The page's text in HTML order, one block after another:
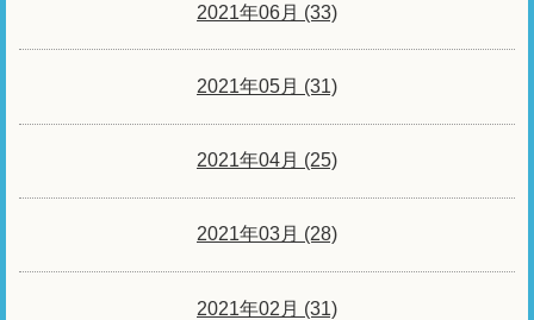
2021年06月 (33)
2021年05月 (31)
2021年04月 (25)
2021年03月 (28)
2021年02月 (31)